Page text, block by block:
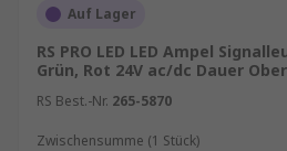
Auf Lager
RS PRO LED LED Ampel
Grün, Rot 24V ac/dc Dauer
RS Best.-Nr. 265-5870
Zwischensumme (1 Stück)